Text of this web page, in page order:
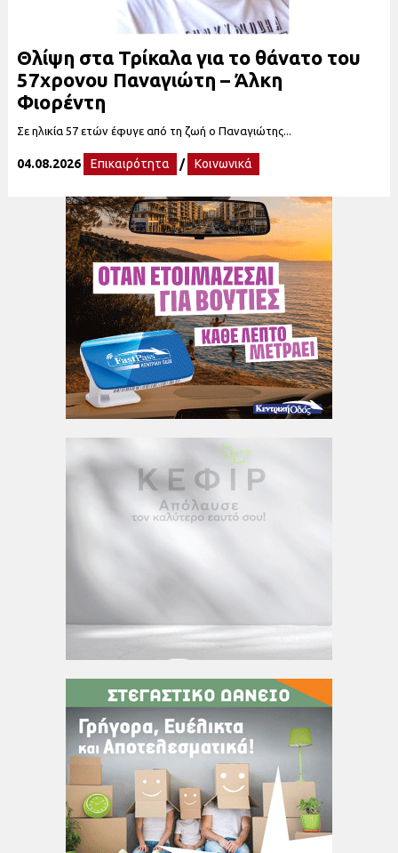
Θλίψη στα Τρίκαλα για το θάνατο του
57χρονου Παναγιώτη – Άλκη
Φιορέντη
Σε ηλικία 57 ετών έφυγε από τη ζωή ο Παναγιώτης...
04.08.2026 Επικαιρότητα / Κοινωνικά